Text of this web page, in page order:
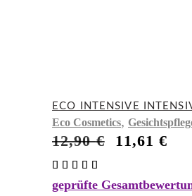
ECO INTENSIVE
Eco Cosmetics,
12,90€
12,90 €
11,61€
5.00
geprüfte